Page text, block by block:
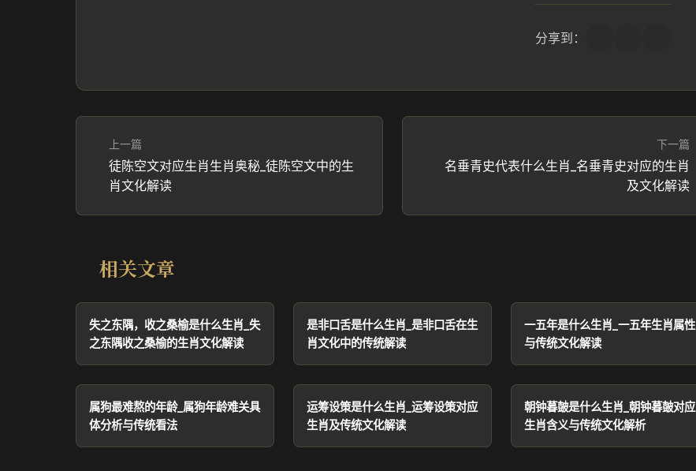
分享到：
上一篇
徒陈空文对应生肖生肖奥秘_徒陈空文中的生
肖文化解读
下一篇
名垂青史代表什么生肖_名垂青史对应的生肖
及文化解读
相关文章
失之东隅，收之桑榆是什么生肖_失
之东隅收之桑榆的生肖文化解读
是非口舌是什么生肖_是非口舌在生
肖文化中的传统解读
一五年是什么生肖_一五年生肖属性
与传统文化解读
属狗最难熬的年龄_属狗年龄难关具
体分析与传统看法
运筹设策是什么生肖_运筹设策对应
生肖及传统文化解读
朝钟暮皷是什么生肖_朝钟暮皷对应
生肖含义与传统文化解析